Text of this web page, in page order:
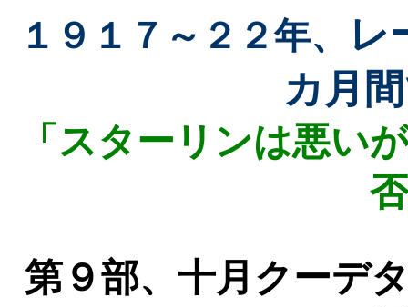
１９１７～２２年、
レ
カ月
「スターリンは悪い
第９部、十月クーデ